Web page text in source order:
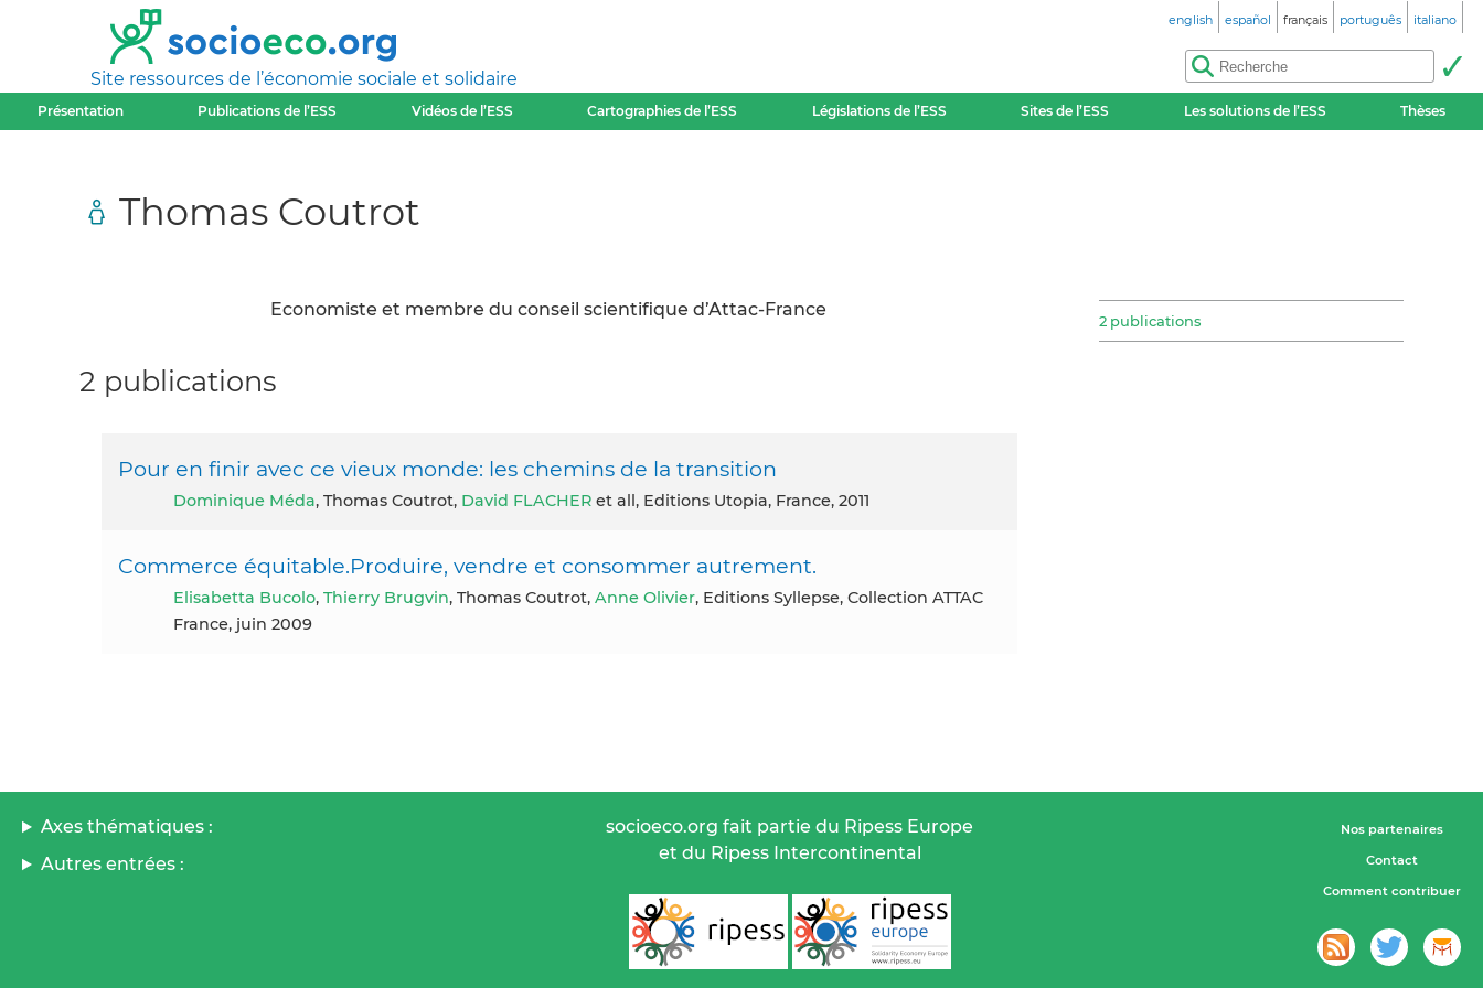
Site ressources de l’économie sociale et solidaire
english español français português italiano
Présentation Publications de l’ESS Vidéos de l’ESS Cartographies de l’ESS Législations de l’ESS Sites de l’ESS Les solutions de l’ESS Thèses
Thomas Coutrot
Economiste et membre du conseil scientifique d’Attac-France
2 publications
2 publications
Pour en finir avec ce vieux monde: les chemins de la transition
Dominique Méda, Thomas Coutrot, David FLACHER et all, Editions Utopia, France, 2011
Commerce équitable.Produire, vendre et consommer autrement.
Elisabetta Bucolo, Thierry Brugvin, Thomas Coutrot, Anne Olivier, Editions Syllepse, Collection ATTAC
France, juin 2009
Axes thématiques :
Autres entrées :
socioeco.org fait partie du Ripess Europe
et du Ripess Intercontinental
Nos partenaires
Contact
Comment contribuer